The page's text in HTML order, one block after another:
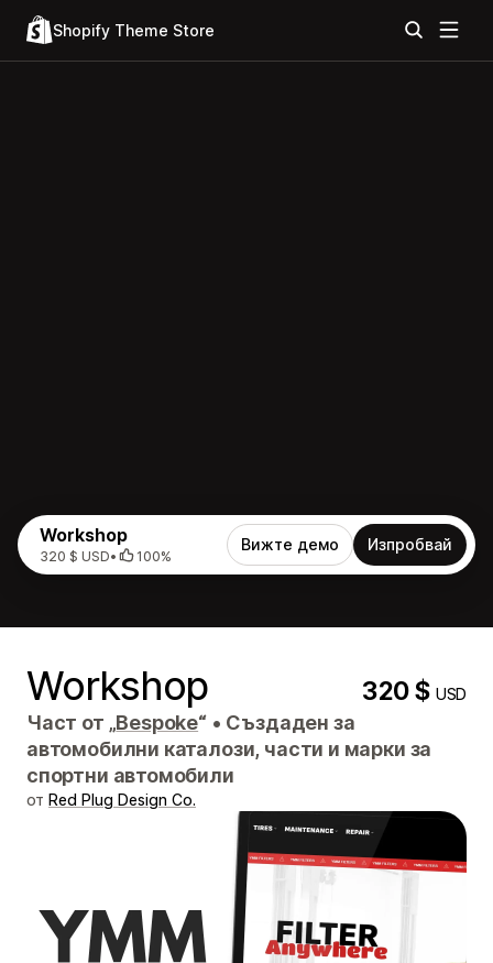
Shopify Theme Store
Workshop
320 $ USD• 100%
Вижте демо Изпробвай
Workshop 320 $USD
Част от „Bespoke“ • Създаден за
автомобилни каталози, части и марки за
спортни автомобили
от Red Plug Design Co.